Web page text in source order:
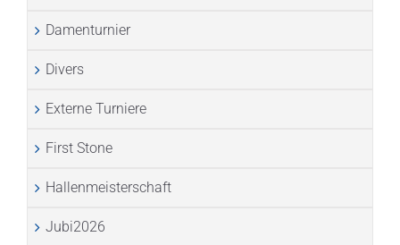
Damenturnier
Divers
Externe Turniere
First Stone
Hallenmeisterschaft
Jubi2026